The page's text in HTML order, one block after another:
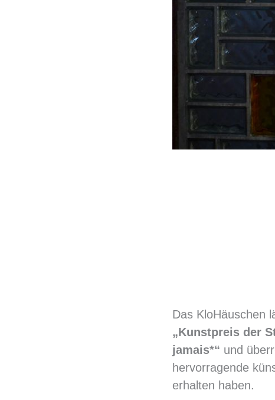
Das KloHäuschen
„Kunstpreis der
jamais*“ und
hervorragende
erhalten haben.